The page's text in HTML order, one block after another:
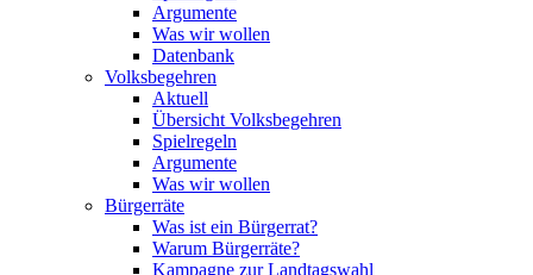
Argumente
Was wir wollen
Datenbank
Volksbegehren
Aktuell
Übersicht Volksbegehren
Spielregeln
Argumente
Was wir wollen
Bürgerräte
Was ist ein Bürgerrat?
Warum Bürgerräte?
Kampagne zur Landtagswahl